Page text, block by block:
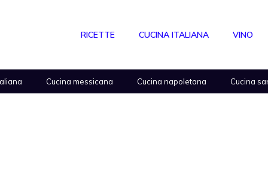
RICETTE CUCINA ITALIANA VINO
Cucina messicana Cucina napoletana Cucina